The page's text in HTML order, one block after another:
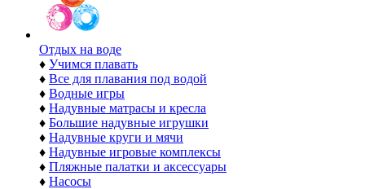
Отдых на воде
♦ Учимся плавать
♦ Все для плавания под водой
♦ Водные игры
♦ Надувные матрасы и кресла
♦ Большие надувные игрушки
♦ Надувные круги и мячи
♦ Надувные игровые комплексы
♦ Пляжные палатки и аксессуары
♦ Насосы